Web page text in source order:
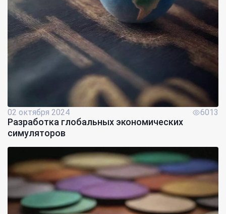
02 октября 2024 6013
Разработка глобальных экономических
симуляторов